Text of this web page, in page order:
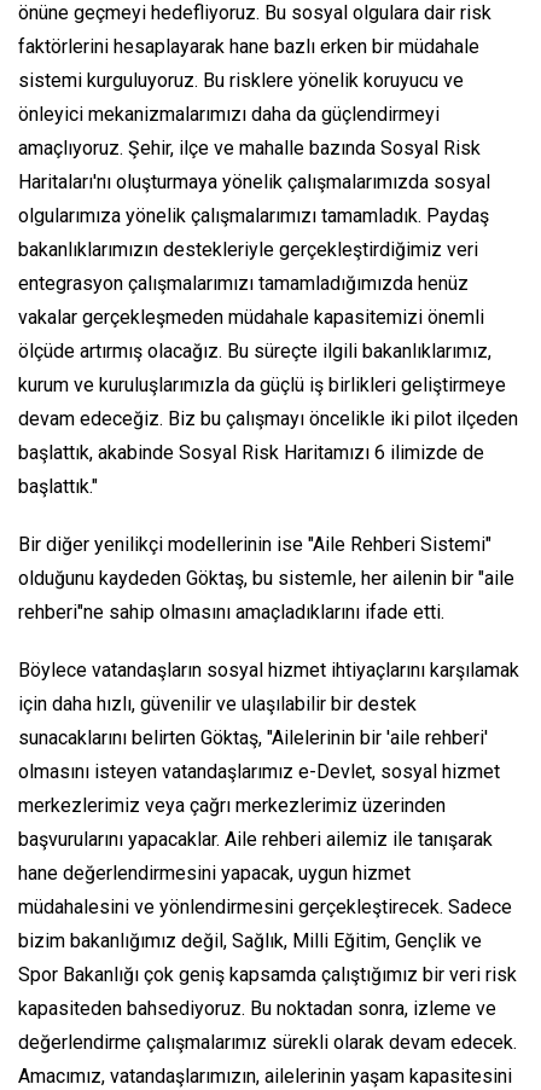
önüne geçmeyi hedefliyoruz. Bu sosyal olgulara dair risk
faktörlerini hesaplayarak hane bazlı erken bir müdahale
sistemi kurguluyoruz. Bu risklere yönelik koruyucu ve
önleyici mekanizmalarımızı daha da güçlendirmeyi
amaçlıyoruz. Şehir, ilçe ve mahalle bazında Sosyal Risk
Haritaları'nı oluşturmaya yönelik çalışmalarımızda sosyal
olgularımıza yönelik çalışmalarımızı tamamladık. Paydaş
bakanlıklarımızın destekleriyle gerçekleştirdiğimiz veri
entegrasyon çalışmalarımızı tamamladığımızda henüz
vakalar gerçekleşmeden müdahale kapasitemizi önemli
ölçüde artırmış olacağız. Bu süreçte ilgili bakanlıklarımız,
kurum ve kuruluşlarımızla da güçlü iş birlikleri geliştirmeye
devam edeceğiz. Biz bu çalışmayı öncelikle iki pilot ilçeden
başlattık, akabinde Sosyal Risk Haritamızı 6 ilimizde de
başlattık."
Bir diğer yenilikçi modellerinin ise "Aile Rehberi Sistemi"
olduğunu kaydeden Göktaş, bu sistemle, her ailenin bir "aile
rehberi"ne sahip olmasını amaçladıklarını ifade etti.
Böylece vatandaşların sosyal hizmet ihtiyaçlarını karşılamak
için daha hızlı, güvenilir ve ulaşılabilir bir destek
sunacaklarını belirten Göktaş, "Ailelerinin bir 'aile rehberi'
olmasını isteyen vatandaşlarımız e-Devlet, sosyal hizmet
merkezlerimiz veya çağrı merkezlerimiz üzerinden
başvurularını yapacaklar. Aile rehberi ailemiz ile tanışarak
hane değerlendirmesini yapacak, uygun hizmet
müdahalesini ve yönlendirmesini gerçekleştirecek. Sadece
bizim bakanlığımız değil, Sağlık, Milli Eğitim, Gençlik ve
Spor Bakanlığı çok geniş kapsamda çalıştığımız bir veri risk
kapasiteden bahsediyoruz. Bu noktadan sonra, izleme ve
değerlendirme çalışmalarımız sürekli olarak devam edecek.
Amacımız, vatandaşlarımızın, ailelerinin yaşam kapasitesini